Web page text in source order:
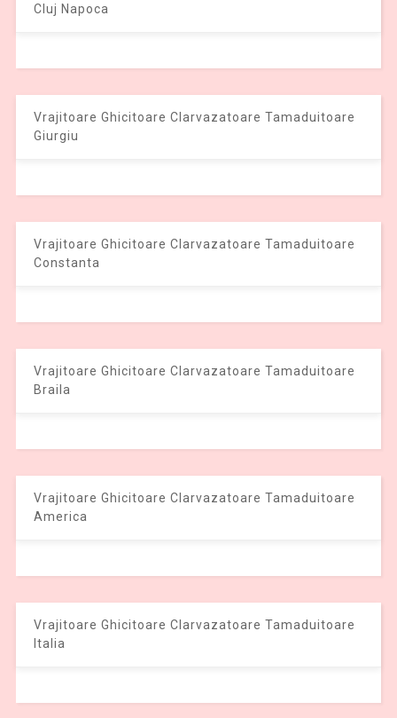
Cluj Napoca
Vrajitoare Ghicitoare Clarvazatoare Tamaduitoare
Giurgiu
Vrajitoare Ghicitoare Clarvazatoare Tamaduitoare
Constanta
Vrajitoare Ghicitoare Clarvazatoare Tamaduitoare
Braila
Vrajitoare Ghicitoare Clarvazatoare Tamaduitoare
America
Vrajitoare Ghicitoare Clarvazatoare Tamaduitoare
Italia